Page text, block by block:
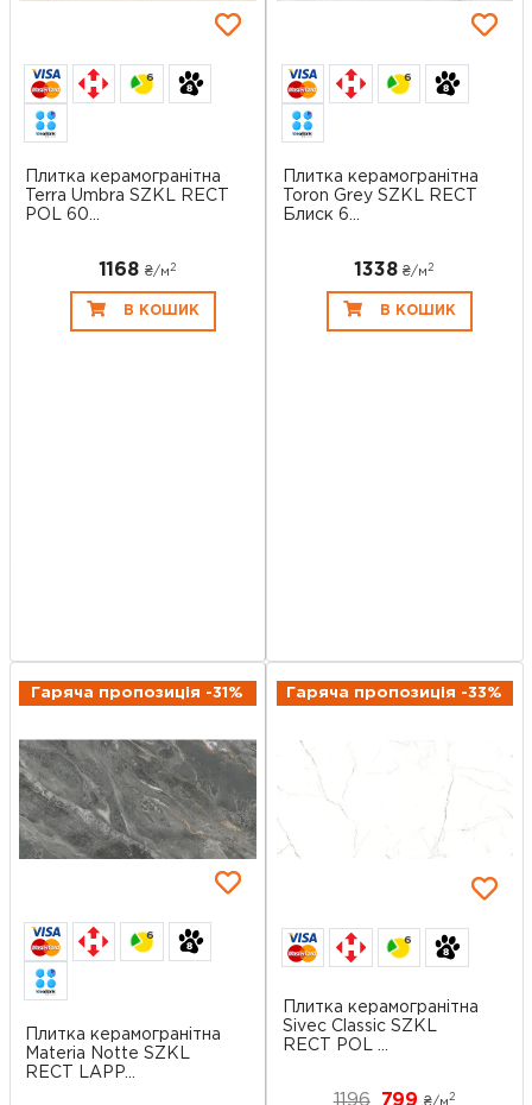
6
Плитка керамогранітна
Terra Umbra SZKL RECT
POL 60...
1168 ₴/м 2
В КОШИК
6
Плитка керамогранітна
Toron Grey SZKL RECT
Блиск 6...
1338 ₴/м2
В КОШИК
Гаряча пропозиція -31%
6
Плитка керамогранітна
Materia Notte SZKL
RECT LAPP...
Гаряча пропозиція -33%
6
Плитка керамогранітна
Sivec Classic SZKL
RECT POL ...
1196 799 ₴/м 2